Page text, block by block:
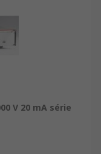
V 20 mA série